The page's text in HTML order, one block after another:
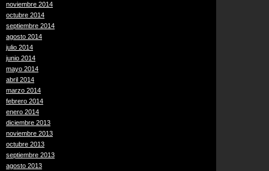
noviembre 2014
octubre 2014
septiembre 2014
agosto 2014
julio 2014
junio 2014
mayo 2014
abril 2014
marzo 2014
febrero 2014
enero 2014
diciembre 2013
noviembre 2013
octubre 2013
septiembre 2013
agosto 2013